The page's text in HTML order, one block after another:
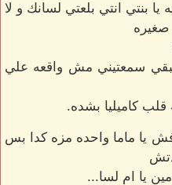
يا بنتي انتي بلعتي لسانك و لا
صغيره
سمعتيني مش واقعه علي
كاميليا بشده.
يا ماما واحده مزه كدا بس
يا ام لسا...